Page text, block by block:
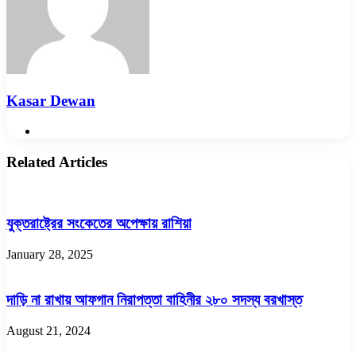
Kasar Dewan
Related Articles
যুক্তরাষ্ট্রের সংকেতের অপেক্ষায় রাশিয়া
January 28, 2025
দাড়ি না রাখায় আফগান নিরাপত্তা বাহিনীর ২৮০ সদস্য বরখাস্ত
August 21, 2024